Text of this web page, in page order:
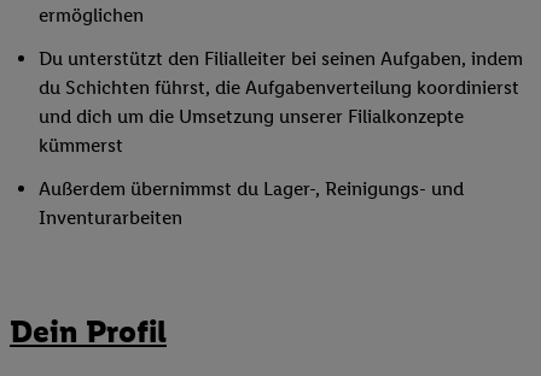
ermöglichen
Du unterstützt den Filialleiter bei seinen Aufgaben, indem
du Schichten führst, die Aufgabenverteilung koordinierst
und dich um die Umsetzung unserer Filialkonzepte
kümmerst
Außerdem übernimmst du Lager-, Reinigungs- und
Inventurarbeiten
Dein Profil